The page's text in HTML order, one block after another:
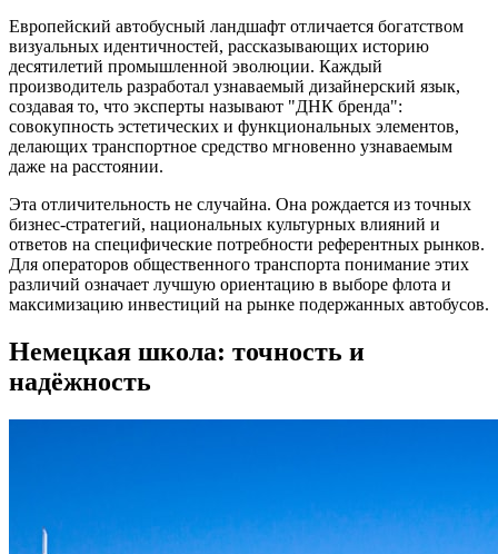
Европейский автобусный ландшафт отличается богатством
визуальных идентичностей, рассказывающих историю
десятилетий промышленной эволюции. Каждый
производитель разработал узнаваемый дизайнерский язык,
создавая то, что эксперты называют "ДНК бренда":
совокупность эстетических и функциональных элементов,
делающих транспортное средство мгновенно узнаваемым
даже на расстоянии.
Эта отличительность не случайна. Она рождается из точных
бизнес-стратегий, национальных культурных влияний и
ответов на специфические потребности референтных рынков.
Для операторов общественного транспорта понимание этих
различий означает лучшую ориентацию в выборе флота и
максимизацию инвестиций на рынке подержанных автобусов.
Немецкая школа: точность и
надёжность